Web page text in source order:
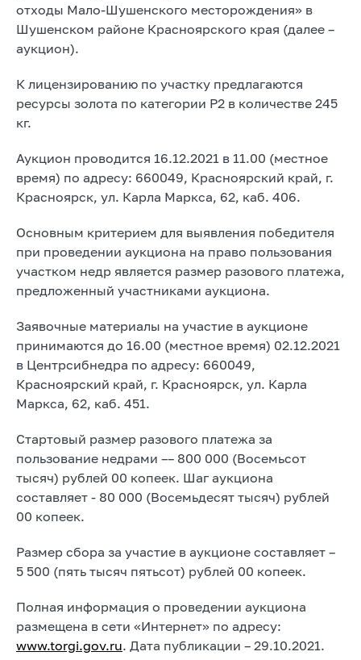
отходы Мало-Шушенского месторождения» в
Шушенском районе Красноярского края (далее –
аукцион).
К лицензированию по участку предлагаются
ресурсы золота по категории Р2 в количестве 245
кг.
Аукцион проводится 16.12.2021 в 11.00 (местное
время) по адресу: 660049, Красноярский край, г.
Красноярск, ул. Карла Маркса, 62, каб. 406.
Основным критерием для выявления победителя
при проведении аукциона на право пользования
участком недр является размер разового платежа,
предложенный участниками аукциона.
Заявочные материалы на участие в аукционе
принимаются до 16.00 (местное время) 02.12.2021
в Центрсибнедра по адресу: 660049,
Красноярский край, г. Красноярск, ул. Карла
Маркса, 62, каб. 451.
Стартовый размер разового платежа за
пользование недрами –– 800 000 (Восемьсот
тысяч) рублей 00 копеек. Шаг аукциона
составляет - 80 000 (Восемьдесят тысяч) рублей
00 копеек.
Размер сбора за участие в аукционе составляет –
5 500 (пять тысяч пятьсот) рублей 00 копеек.
Полная информация о проведении аукциона
размещена в сети «Интернет» по адресу:
www.torgi.gov.ru. Дата публикации – 29.10.2021.